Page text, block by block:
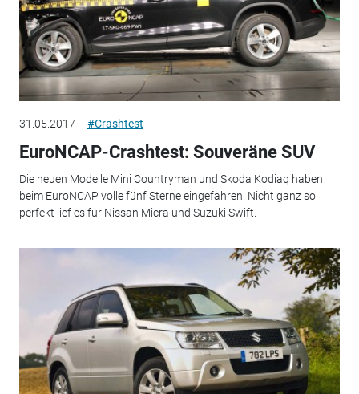
31.05.2017 #Crashtest
EuroNCAP-Crashtest: Souveräne SUV
Die neuen Modelle Mini Countryman und Skoda Kodiaq haben
beim EuroNCAP volle fünf Sterne eingefahren. Nicht ganz so
perfekt lief es für Nissan Micra und Suzuki Swift.